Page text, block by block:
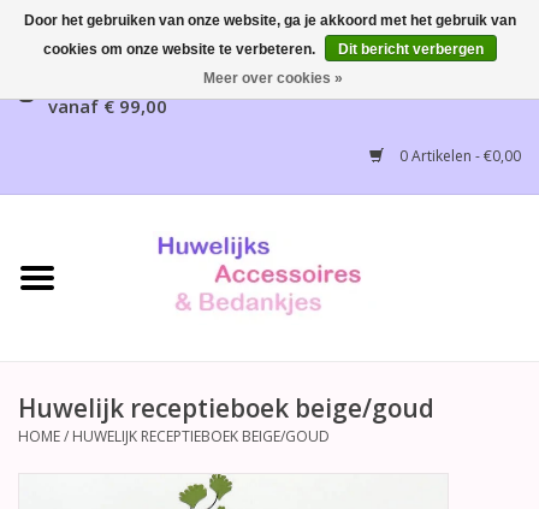
Gratis verzending mogelijk, NL vanaf € 65,00, België
vanaf € 99,00
0 Artikelen - €0,00
Home
Bruidsaccessoires
Huwelijk receptieboek beige/goud
HOME/ HUWELIJK RECEPTIEBOEK BEIGE/GOUD
Door het gebruiken van onze website, ga je akkoord met het gebruik van
cookies om onze website te verbeteren.
Dit bericht verbergen
Meer over cookies »